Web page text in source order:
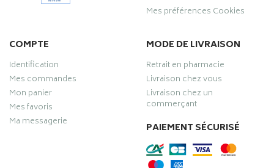
Mes préférences Cookies
COMPTE
Identification
Mes commandes
Mon panier
Mes favoris
Ma messagerie
MODE DE LIVRAISON
Retrait en pharmacie
Livraison chez vous
Livraison chez un
commerçant
PAIEMENT SÉCURISÉ